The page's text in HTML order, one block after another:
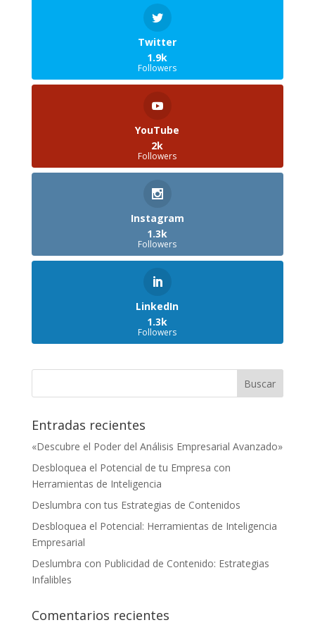
Twitter
1.9k
Followers
YouTube
2k
Followers
Instagram
1.3k
Followers
LinkedIn
1.3k
Followers
Entradas recientes
«Descubre el Poder del Análisis Empresarial Avanzado»
Desbloquea el Potencial de tu Empresa con
Herramientas de Inteligencia
Deslumbra con tus Estrategias de Contenidos
Desbloquea el Potencial: Herramientas de Inteligencia
Empresarial
Deslumbra con Publicidad de Contenido: Estrategias
Infalibles
Comentarios recientes